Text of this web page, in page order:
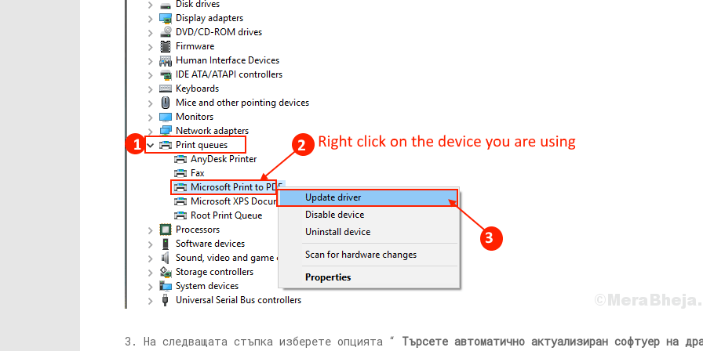
3. На следващата стъпка изберете опцията “ Търсете автоматично актуализиран софтуер на